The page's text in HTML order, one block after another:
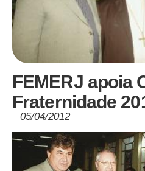
FEMERJ apoia
Fraternidade
05/04/2012